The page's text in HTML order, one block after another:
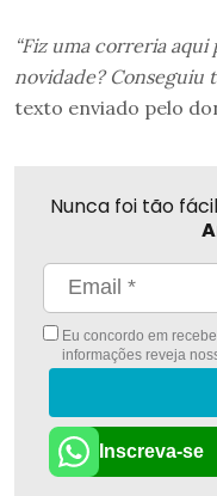
“Fiz uma correria
novidade? Conseguiu
texto enviado pelo
Nunca foi tão
Eu concordo em
informações reveja
Inscreva-se